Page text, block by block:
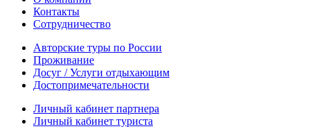
Контакты
Сотрудничество
Авторские туры по России
Проживание
Досуг / Услуги отдыхающим
Достопримечательности
Личный кабинет партнера
Личный кабинет туриста